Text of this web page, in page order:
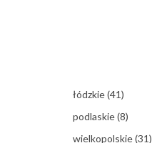
łódzkie(41)
podlaskie(8)
wielkopolskie(31)